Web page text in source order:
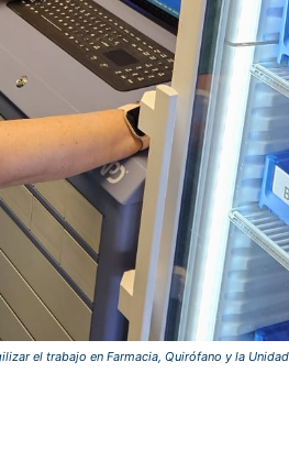
el trabajo en Farmacia, Quirófano y la